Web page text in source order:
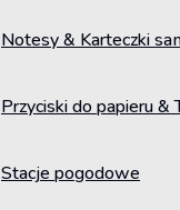
Notesy & Karteczki
Przyciski do papieru &
Stacje pogodowe